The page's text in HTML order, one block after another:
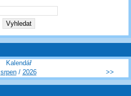
Kalendář
srpen/ 2026 >>